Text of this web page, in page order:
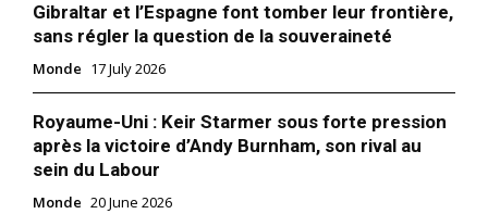
Gibraltar et l’Espagne font tomber leur frontière,
sans régler la question de la souveraineté
Monde 17 July 2026
Royaume-Uni : Keir Starmer sous forte pression
après la victoire d’Andy Burnham, son rival au
sein du Labour
Monde 20 June 2026